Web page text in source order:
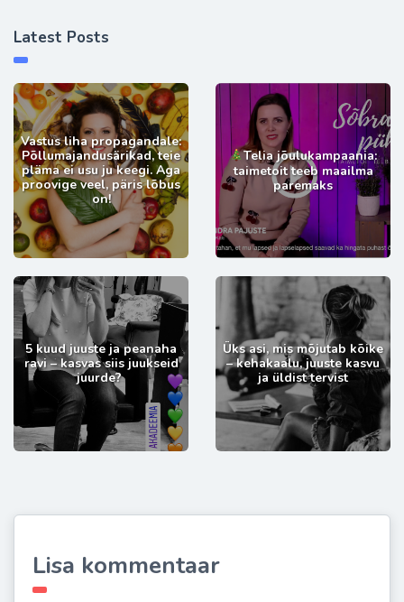
Latest Posts
Vastus liha propagandale:
Põllumajandusärikad, teie
pläma ei usu ju keegi. Aga
proovige veel, päris lõbus
on!
Telia jõulukampaania:
taimetoit teeb maailma
paremaks
5 kuud juuste ja peanaha
ravi – kasvas siis juukseid
juurde?
Üks asi, mis mõjutab kõike
– kehakaalu, juuste kasvu
ja üldist tervist
Lisa kommentaar